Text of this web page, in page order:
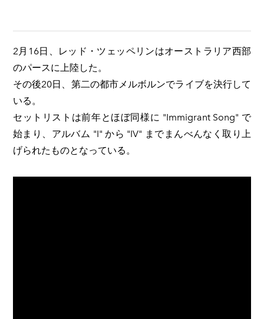
2月16日、レッド・ツェッペリンはオーストラリア西部
のパースに上陸した。
その後20日、第二の都市メルボルンでライブを決行して
いる。
セットリストは前年とほぼ同様に "Immigrant Song" で
始まり、アルバム "I" から "IV" までまんべんなく取り上
げられたものとなっている。